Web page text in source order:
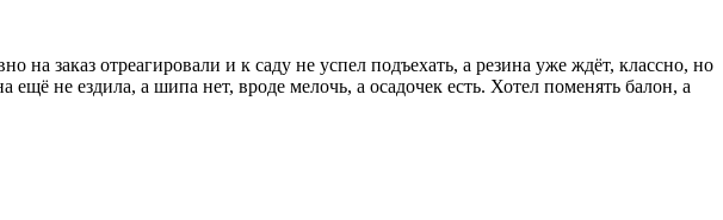
на заказ отреагировали и к саду не успел подъехать, а резина уже ждёт, классно, но
не ездила, а шипа нет, вроде мелочь, а осадочек есть. Хотел поменять балон, а